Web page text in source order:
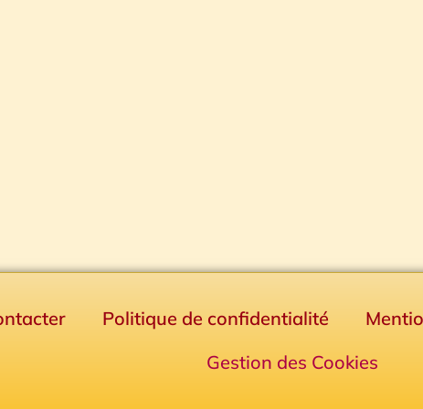
Politique de confidentialité
Gestion des Cookies